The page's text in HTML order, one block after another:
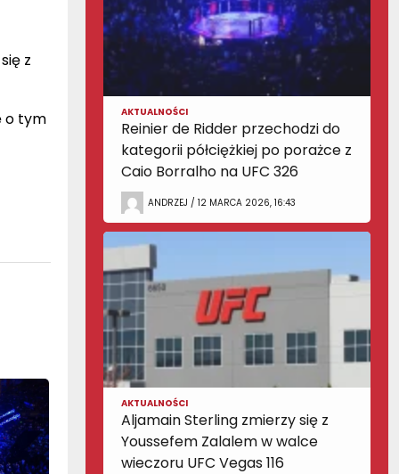
z
o tym
AKTUALNOŚCI
Reinier de Ridder przechodzi do
kategorii półciężkiej po porażce z
Caio Borralho na UFC 326
ANDRZEJ / 12 MARCA 2026, 16:43
AKTUALNOŚCI
Aljamain Sterling zmierzy się z
Youssefem Zalalem w walce
wieczoru UFC Vegas 116